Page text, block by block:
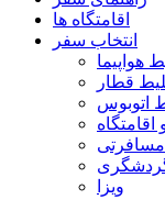
اقامتگاه ها
انتخاب سفر
هواپیما
قطار
اتوبوس
اقامتگاه
مسافرتی
ویزا